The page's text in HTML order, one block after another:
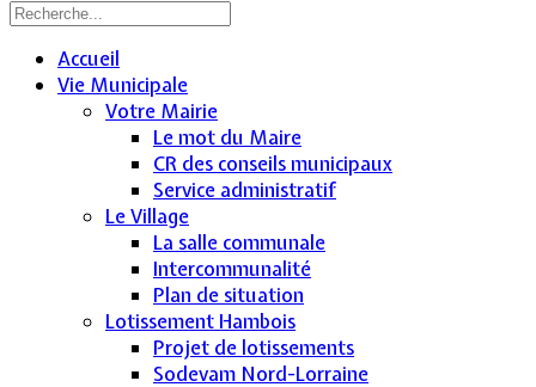
Accueil
Vie Municipale
Votre Mairie
Le mot du Maire
CR des conseils municipaux
Service administratif
Le Village
La salle communale
Intercommunalité
Plan de situation
Lotissement Hambois
Projet de lotissements
Sodevam Nord-Lorraine